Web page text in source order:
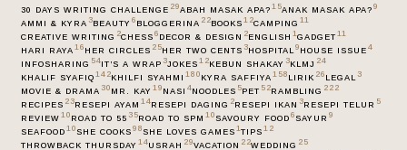
30 DAYS WRITING CHALLENGE 29ABAH MASAK APA? 15ANAK MASAK APA? 9
AMMI & KYRA 3BEAUTY 6 BLOGGERINA 22BOOKS 12CAMPING 11
CREATIVE WRITING 2CHESS 6 DECOR & DESIGN 2ENGLISH 1GADGET 11
HARI RAYA 16 HER CIRCLES 25HER TWO CENTS 3HOSPITAL 9 HOUSE ISSUE 4
INFOSHARING 54IT’S A WRAP 3JOKES 12KEBUN SHAKAY 3KLMJ 24
KHALIF SYAFIQ 142KHILFI SYAHMI 180 KYRA SAFFIYA 158 LIRIK 26 LEGAL 3
MOVIE & DRAMA 30 MR. KAY 19 NASI 4NOODLES 5PET 52RAMBLING 222
RECIPES 23RESEPI AYAM 14RESEPI DAGING 2RESEPI IKAN 3RESEPI TELUR 5
REVIEW 10 ROAD TO 55 35ROAD TO SPM 10 SAVOURY FOOD 6 SAYUR 9
SEAFOOD 10 SHE COOKS 98 SHE LOVES GAMES 1TIPS 12
THROWBACK THURSDAY 14USRAH 29VACATION 22WEDDING 25